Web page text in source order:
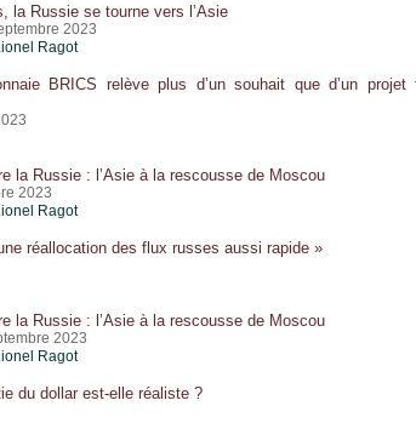
la Russie se tourne vers l’Asie
2023
Ragot
BRICS relève plus d’un souhait que d’un projet
la Russie : l’Asie à la rescousse de Moscou
2023
Ragot
réallocation des flux russes aussi rapide »
la Russie : l’Asie à la rescousse de Moscou
2023
Ragot
du dollar est-elle réaliste ?